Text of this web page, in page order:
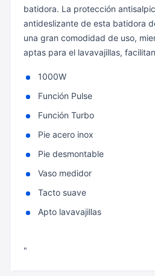
batidora. La protección
antideslizante de esta batidora
una gran comodidad de uso,
aptas para el lavavajillas,
1000W
Función Pulse
Función Turbo
Pie acero inox
Pie desmontable
Vaso medidor
Tacto suave
Apto lavavajillas
"